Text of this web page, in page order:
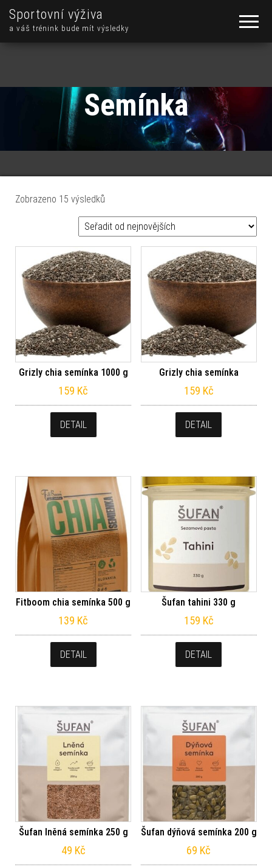
Sportovní výživa
a váš trénink bude mít výsledky
Semínka
Zobrazeno 15 výsledků
Grizly chia semínka 1000 g
159 Kč
DETAIL
Grizly chia semínka
159 Kč
DETAIL
Fitboom chia semínka 500 g
139 Kč
DETAIL
Šufan tahini 330 g
159 Kč
DETAIL
Šufan lněná semínka 250 g
49 Kč
Šufan dýňová semínka 200 g
69 Kč